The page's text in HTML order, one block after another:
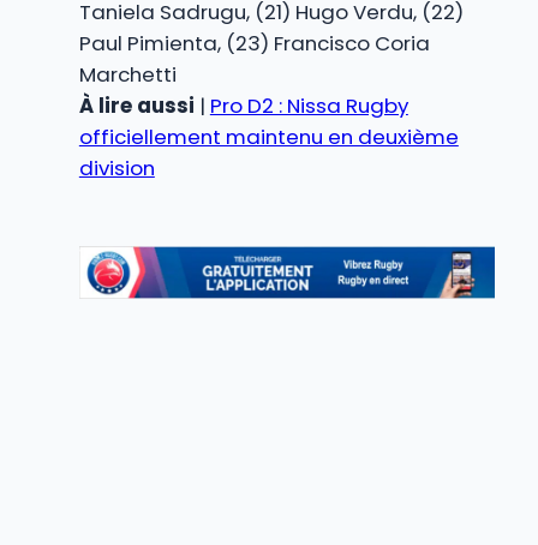
Taniela Sadrugu, (21) Hugo Verdu, (22)
Paul Pimienta, (23) Francisco Coria
Marchetti
À lire aussi | Pro D2 : Nissa Rugby
officiellement maintenu en deuxième
division